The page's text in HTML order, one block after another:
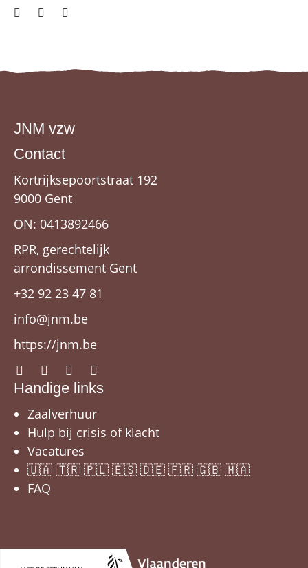
JNM vzw
Contact
Kortrijksepoortstraat 192
9000 Gent
ON: 0413892466
RPR, gerechtelijk
arrondissement Gent
+32 92 23 47 81
info@jnm.be
https://jnm.be
Handige links
Zaalverhuur
Hulp bij crisis of klacht
Vacatures
🇺🇦 🇹🇷 🇵🇱 🇪🇸 🇩🇪 🇫🇷 🇬🇧 🇲🇦
FAQ